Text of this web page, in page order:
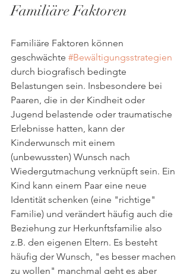
Familiäre Faktoren
Familiäre Faktoren können
geschwächte #Bewältigungsstrategien
durch biografisch bedingte
Belastungen sein. Insbesondere bei
Paaren, die in der Kindheit oder
Jugend belastende oder traumatische
Erlebnisse hatten, kann der
Kinderwunsch mit einem
(unbewussten) Wunsch nach
Wiedergutmachung verknüpft sein. Ein
Kind kann einem Paar eine neue
Identität schenken (eine "richtige"
Familie) und verändert häufig auch die
Beziehung zur Herkunftsfamilie also
z.B. den eigenen Eltern. Es besteht
häufig der Wunsch, "es besser machen
zu wollen" manchmal geht es aber